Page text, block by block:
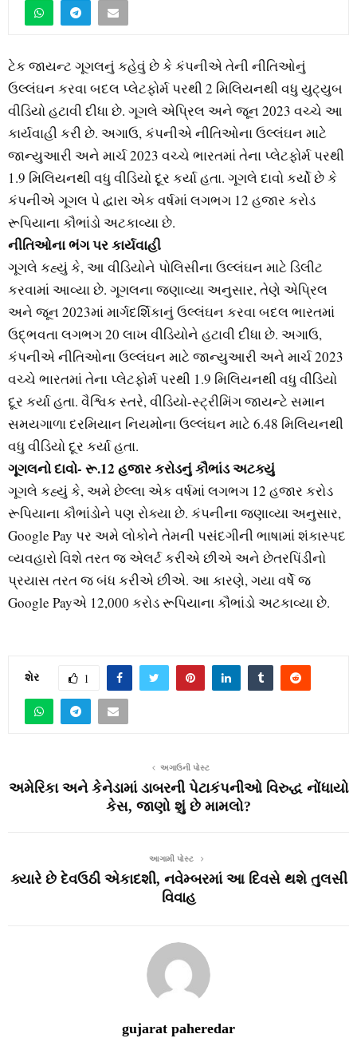
ટેક જાયન્ટ ગૂગલનું કહેવું છે કે કંપનીએ તેની નીતિઓનું
ઉલ્લંઘન કરવા બદલ પ્લેટફોર્મ પરથી 2 મિલિયનથી વધુ યુટ્યુબ
વીડિયો હટાવી દીધા છે. ગૂગલે એપ્રિલ અને જૂન 2023 વચ્ચે આ
કાર્યવાહી કરી છે. અગાઉ, કંપનીએ નીતિઓના ઉલ્લંઘન માટે
જાન્યુઆરી અને માર્ચ 2023 વચ્ચે ભારતમાં તેના પ્લેટફોર્મ પરથી
1.9 મિલિયનથી વધુ વીડિયો દૂર કર્યા હતા. ગૂગલે દાવો કર્યો છે કે
કંપનીએ ગૂગલ પે દ્વારા એક વર્ષમાં લગભગ 12 હજાર કરોડ
રૂપિયાના કૌભાંડો અટકાવ્યા છે.
નીતિઓના ભંગ પર કાર્યવાહી
ગૂગલે કહ્યું કે, આ વીડિયોને પોલિસીના ઉલ્લંઘન માટે ડિલીટ
કરવામાં આવ્યા છે. ગૂગલના જણાવ્યા અનુસાર, તેણે એપ્રિલ
અને જૂન 2023માં માર્ગદર્શિકાનું ઉલ્લંઘન કરવા બદલ ભારતમાં
ઉદ્ભવતા લગભગ 20 લાખ વીડિયોને હટાવી દીધા છે. અગાઉ,
કંપનીએ નીતિઓના ઉલ્લંઘન માટે જાન્યુઆરી અને માર્ચ 2023
વચ્ચે ભારતમાં તેના પ્લેટફોર્મ પરથી 1.9 મિલિયનથી વધુ વીડિયો
દૂર કર્યા હતા. વૈશ્વિક સ્તરે, વીડિયો-સ્ટ્રીમિંગ જાયન્ટે સમાન
સમયગાળા દરમિયાન નિયમોના ઉલ્લંઘન માટે 6.48 મિલિયનથી
વધુ વીડિયો દૂર કર્યા હતા.
ગૂગલનો દાવો- રૂ.12 હજાર કરોડનું કૌભાંડ અટક્યું
ગૂગલે કહ્યું કે, અમે છેલ્લા એક વર્ષમાં લગભગ 12 હજાર કરોડ
રૂપિયાના કૌભાંડોને પણ રોક્યા છે. કંપનીના જણાવ્યા અનુસાર,
Google Pay પર અમે લોકોને તેમની પસંદગીની ભાષામાં શંકાસ્પદ
વ્યવહારો વિશે તરત જ એલર્ટ કરીએ છીએ અને છેતરપિંડીનો
પ્રયાસ તરત જ બંધ કરીએ છીએ. આ કારણે, ગયા વર્ષે જ
Google Payએ 12,000 કરોડ રૂપિયાના કૌભાંડો અટકાવ્યા છે.
શેર 1
અગાઉની પોસ્ટ
અમેરિકા અને કેનેડામાં ડાબરની પેટાકંપનીઓ વિરુદ્ધ નોંધાયો
કેસ, જાણો શું છે મામલો?
આગામી પોસ્ટ
ક્યારે છે દેવઉઠી એકાદશી, નવેમ્બરમાં આ દિવસે થશે તુલસી
વિવાહ
gujarat paheredar